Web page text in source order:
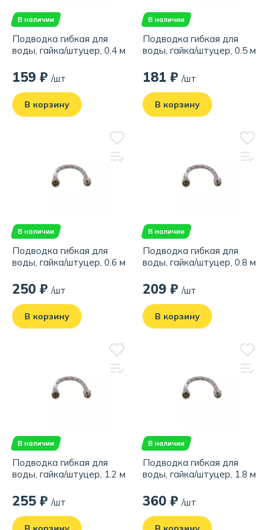
В наличии
Подводка гибкая для
воды, гайка/штуцер, 0.4 м
159 ₽ /шт
В корзину
В наличии
Подводка гибкая для
воды, гайка/штуцер, 0.5 м
181 ₽ /шт
В корзину
В наличии
Подводка гибкая для
воды, гайка/штуцер, 0.6 м
250 ₽ /шт
В корзину
В наличии
Подводка гибкая для
воды, гайка/штуцер, 0.8 м
209 ₽ /шт
В корзину
В наличии
Подводка гибкая для
воды, гайка/штуцер, 1.2 м
255 ₽ /шт
В наличии
Подводка гибкая для
воды, гайка/штуцер, 1.8 м
360 ₽ /шт